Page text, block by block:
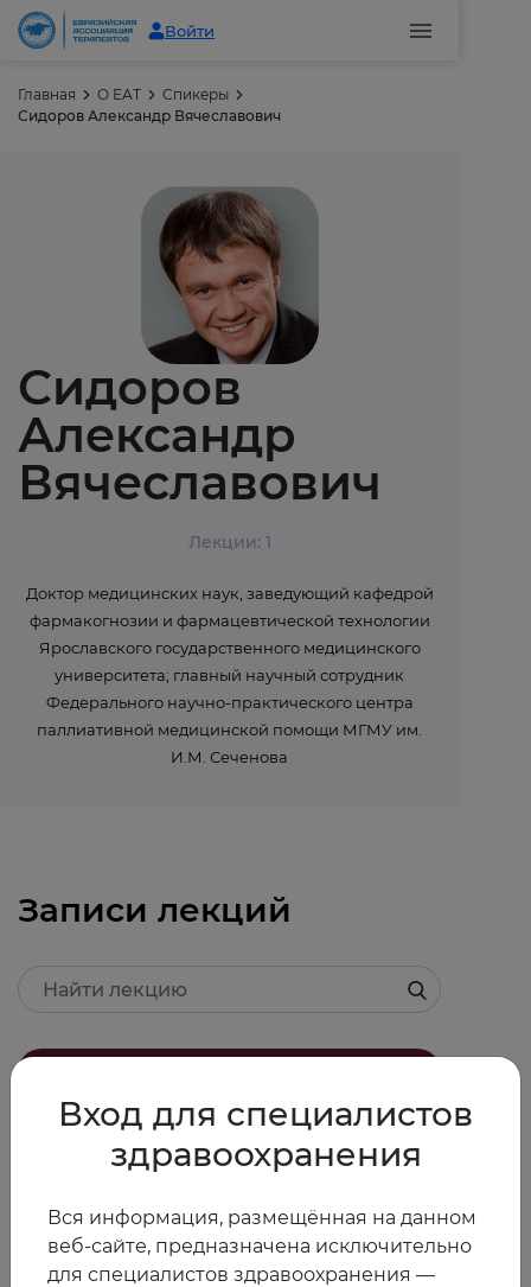
Войти
Главная О ЕАТ
Спикеры
Сидоров Александр Вячеславович
Сидоров
Александр
Вячеславович
Лекции: 1
Доктор медицинских наук, заведующий кафедрой
фармакогнозии и фармацевтической технологии
Ярославского государственного медицинского
университета; главный научный сотрудник
Федерального научно-практического центра
паллиативной медицинской помощи МГМУ им.
И.М. Сеченова
Записи лекций
Вход для специалистов
здравоохранения
Вся информация, размещённая на данном
веб-сайте, предназначена исключительно
для специалистов здравоохранения —